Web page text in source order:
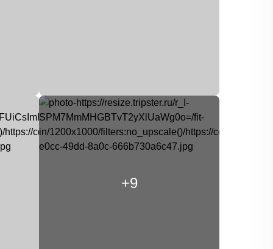
+9